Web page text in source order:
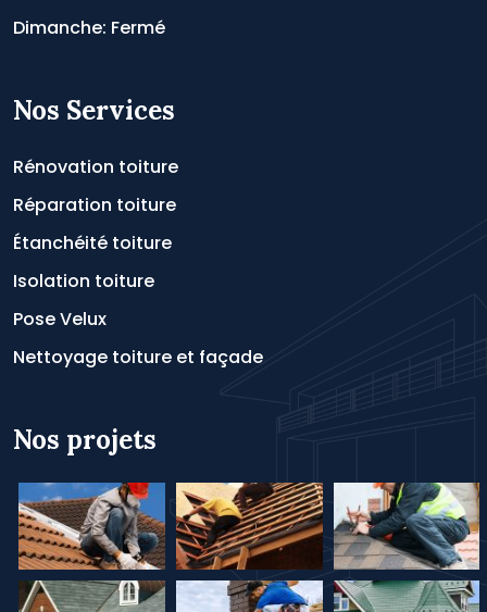
Dimanche: Fermé
Nos Services
Rénovation toiture
Réparation toiture
Étanchéité toiture
Isolation toiture
Pose Velux
Nettoyage toiture et façade
Nos projets